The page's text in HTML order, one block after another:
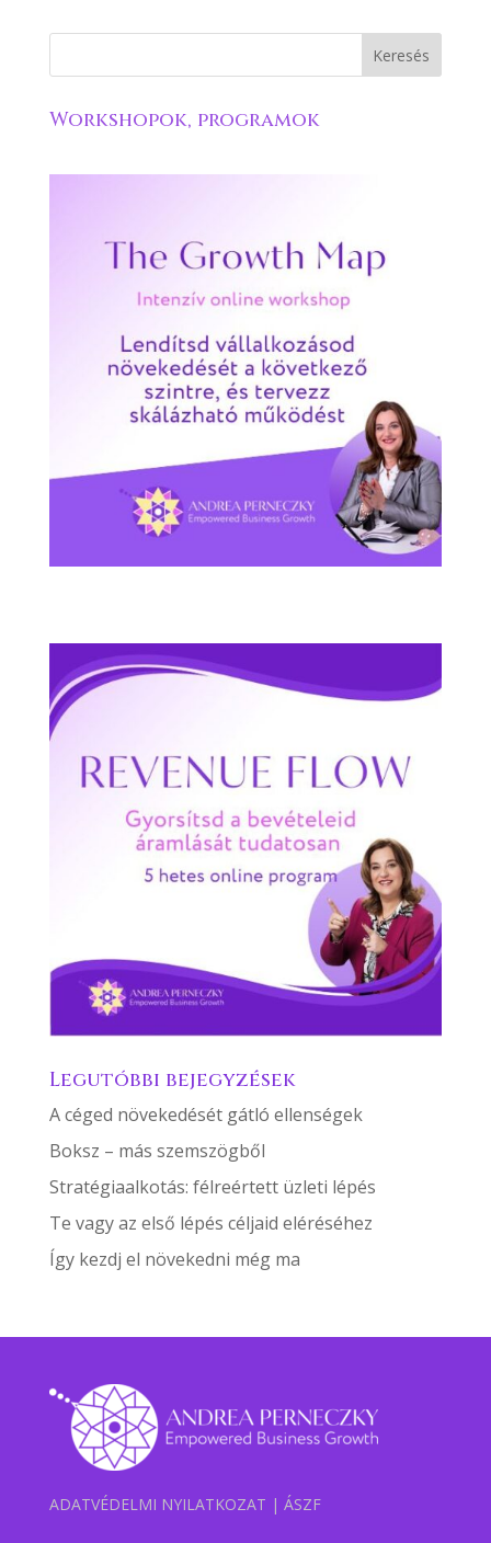
Workshopok, programok
Legutóbbi bejegyzések
A céged növekedését gátló ellenségek
Boksz – más szemszögből
Stratégiaalkotás: félreértett üzleti lépés
Te vagy az első lépés céljaid eléréséhez
Így kezdj el növekedni még ma
ADATVÉDELMI NYILATKOZAT | ÁSZF